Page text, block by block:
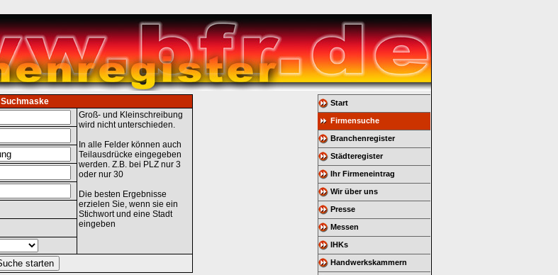
Suchmaske
Groß- und Kleinschreibung
wird nicht unterschieden.
In alle Felder können auch
Teilausdrücke eingegeben
werden. Z.B. bei PLZ nur 3
oder nur 30
Die besten Ergebnisse
erzielen Sie, wenn sie ein
Stichwort und eine Stadt
eingeben
Start
Firmensuche
Branchenregister
Städteregister
Ihr Firmeneintrag
Wir über uns
Presse
Messen
IHKs
Handwerkskammern